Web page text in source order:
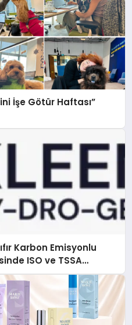
İşe Götür Haftası”
Karbon Emisyonlu
ISO ve TSSA